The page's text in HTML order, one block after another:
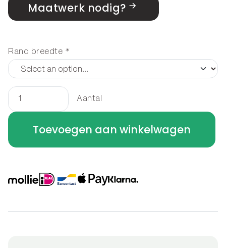
Maatwerk nodig?
Rand breedte *
Border
rechthoek
x
x
Aantal
Toevoegen aan winkelwagen